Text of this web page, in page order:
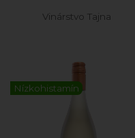
Vinárstvo Tajna
Nízkohistamín